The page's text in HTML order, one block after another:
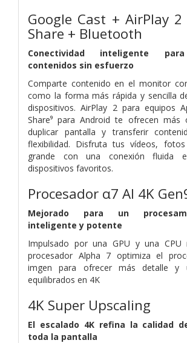
Google Cast + AirPlay 2
Share + Bluetooth
Conectividad inteligente
contenidos sin esfuerzo
Comparte contenido en el monitor
como la forma más rápida y sencilla
dispositivos. AirPlay 2 para equipos
Share⁹ para Android te ofrecen más
duplicar pantalla y transferir
flexibilidad. Disfruta tus vídeos,
grande con una conexión fluida
dispositivos favoritos.
Procesador α7 AI 4K
Mejorado para un
inteligente y potente
Impulsado por una GPU y una CPU
procesador Alpha 7 optimiza el
imgen para ofrecer más detalle y
equilibrados en 4K
4K Super Upscaling
El escalado 4K refina la calidad
toda la pantalla